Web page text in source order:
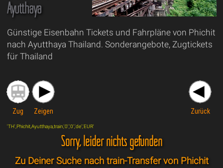
Ayutthaya
Günstige Eisenbahn Tickets und Fahrpläne von Phichit
nach Ayutthaya Thailand. Sonderangebote, Zugtickets
für Thailand
Zug Zeigen Zurück
'TH',Phichit,Ayutthaya,train,'0','0','de','EUR'
Sorry, leider nichts gefunden
Zu Deiner Suche nach train-Transfer von Phichit